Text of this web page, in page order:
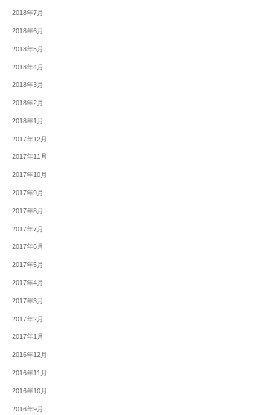
2018年7月
2018年6月
2018年5月
2018年4月
2018年3月
2018年2月
2018年1月
2017年12月
2017年11月
2017年10月
2017年9月
2017年8月
2017年7月
2017年6月
2017年5月
2017年4月
2017年3月
2017年2月
2017年1月
2016年12月
2016年11月
2016年10月
2016年9月